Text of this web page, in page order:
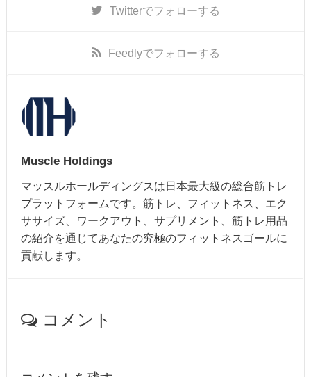
Twitterでフォローする
Feedlyでフォローする
Muscle Holdings
マッスルホールディングスは日本最大級の総合筋トレ
プラットフォームです。筋トレ、フィットネス、エク
ササイズ、ワークアウト、サプリメント、筋トレ用品
の紹介を通じてあなたの究極のフィットネスゴールに
貢献します。
コメント